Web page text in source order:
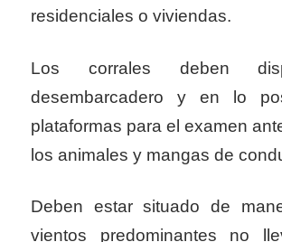
residenciales o viviendas.
Los corrales deben
desembarcadero y en lo
plataformas para el examen
los animales y mangas de
Deben estar situado de
vientos predominantes no